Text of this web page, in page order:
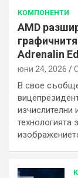
КОМПОНЕНТИ
AMD
Adrenalin
юни 24, 2026
В свое
изчислителни
технологията